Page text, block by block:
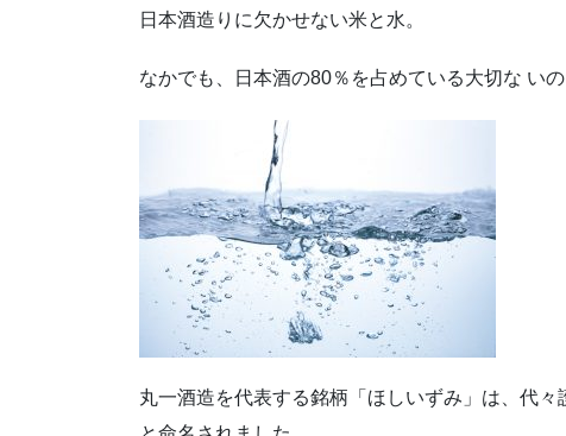
日本酒造りに欠かせない米と水。
なかでも、日本酒の80％を占めている大切な いの
丸一酒造を代表する銘柄「ほしいずみ」は、代